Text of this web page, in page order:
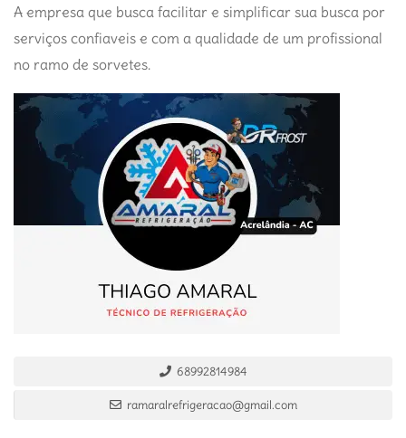
A empresa que busca facilitar e simplificar sua busca por
serviços confiaveis e com a qualidade de um profissional
no ramo de sorvetes.
68992814984
ramaralrefrigeracao@gmail.com